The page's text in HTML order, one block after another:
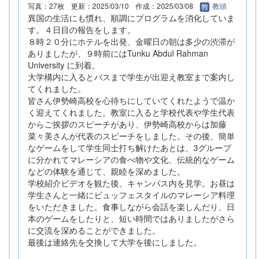
写真：27枚 更新：2025/03/10 作成：2025/03/08 教頭
異国の生活にも慣れ、順調にプログラムを消化していま
す。４日目の報告をします。
８時２０分にホテルを出発、金曜日の朝は多少の渋滞が
ありましたが、９時前にはTunku Abdul Rahman
University に到着。
大学構内に入るとバスまで学生が出迎え教室まで案内し
てくれました。
皆さん伊勢崎高校を心待ちにしていてくれたようで温か
く迎えてくれました。教室に入ると学校代表や学生代表
からご挨拶のスピーチがあり、伊勢崎高校からは加藤
菜々美さんが代表のスピーチをしました。その後、簡単
なゲームをして学生同士打ち解けたあとは、3グループ
に分かれてマレーシアの食べ物や文化、伝統的なゲーム
などの体験を通じて、親睦を深めました。
学校紹介ビデオを観た後、キャンパス内を見学。お昼は
学生さんと一緒にビュッフェスタイルのマレーシア料理
をいただきました。食事しながら会話を楽しんだり、日
本のゲームをしたりと、短い時間ではありましたがさら
に交流を深めることができました。
最後は連絡先を交換して大学を後にしました。